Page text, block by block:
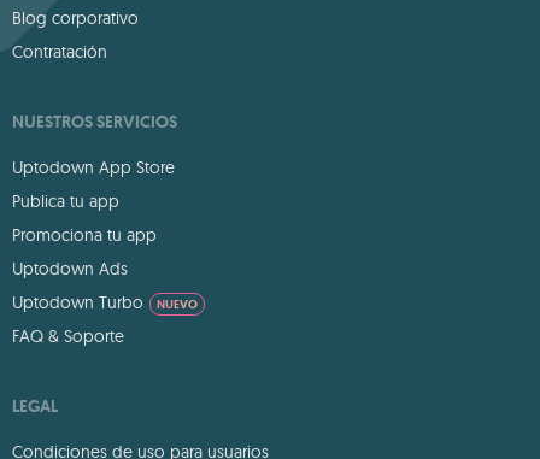
Blog corporativo
Contratación
NUESTROS SERVICIOS
Uptodown App Store
Publica tu app
Promociona tu app
Uptodown Ads
Uptodown Turbo
NUEVO
FAQ & Soporte
LEGAL
Condiciones de uso para usuarios